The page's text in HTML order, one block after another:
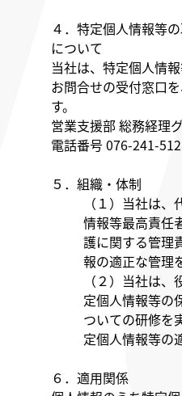
４．特定個人情報等
について
当社は、特定個人情
お問合せの受付窓口
す。
営業支援部 総務経理
電話番号 076-241-
５．組織・体制
（１）当社は
情報等最高責任
護に関する管理
報の適正な管理
（２）当社は
定個人情報等の
ついての研修を
定個人情報等の
６．適用関係